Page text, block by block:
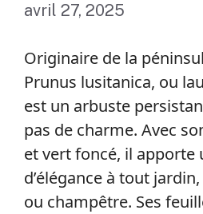
avril 27, 2025
Originaire de la
Prunus lusitanica, ou
est un arbuste
pas de charme. Avec
et vert foncé, il apporte
d’élégance à tout
ou champêtre. Ses